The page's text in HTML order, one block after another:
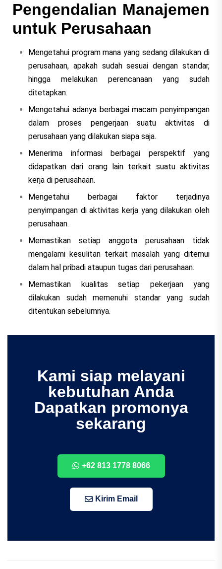
Pengendalian Manajemen
untuk Perusahaan
Mengetahui program mana yang sedang dilakukan di
perusahaan, apakah sudah sesuai dengan standar,
hingga melakukan perencanaan yang sudah
ditetapkan.
Mengetahui adanya berbagai macam penyimpangan
dalam proses pengerjaan suatu aktivitas di
perusahaan yang dilakukan siapa saja.
Menerima informasi berbagai perspektif yang
didapatkan dari orang lain terkait suatu aktivitas
kerja di perusahaan.
Mengetahui berbagai faktor terjadinya
penyimpangan di aktivitas kerja yang dilakukan oleh
perusahaan.
Memastikan setiap anggota perusahaan tidak
mengalami kesulitan terkait masalah yang ditemui
dalam hal pribadi ataupun tugas dari perusahaan.
Memastikan kualitas setiap pekerjaan yang
dilakukan sudah memenuhi standar yang sudah
ditentukan sebelumnya.
Kami siap melayani
kebutuhan Anda
Dapatkan promonya
sekarang
+62 813 1778 8066
Kirim Email